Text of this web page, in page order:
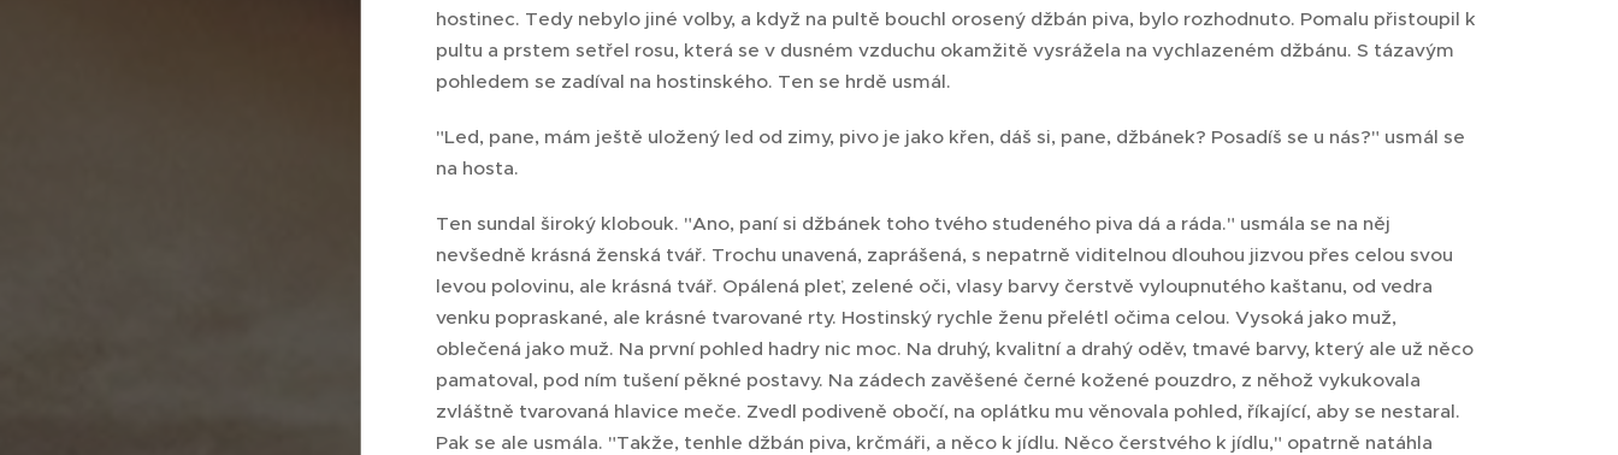
hostinec. Tedy nebylo jiné volby, a když na pultě bouchl orosený džbán piva, bylo rozhodnuto. Pomalu přistoupil k
pultu a prstem setřel rosu, která se v dusném vzduchu okamžitě vysrážela na vychlazeném džbánu. S tázavým
pohledem se zadíval na hostinského. Ten se hrdě usmál.
"Led, pane, mám ještě uložený led od zimy, pivo je jako křen, dáš si, pane, džbánek? Posadíš se u nás?" usmál se
na hosta.
Ten sundal široký klobouk. "Ano, paní si džbánek toho tvého studeného piva dá a ráda." usmála se na něj
nevšedně krásná ženská tvář. Trochu unavená, zaprášená, s nepatrně viditelnou dlouhou jizvou přes celou svou
levou polovinu, ale krásná tvář. Opálená pleť, zelené oči, vlasy barvy čerstvě vyloupnutého kaštanu, od vedra
venku popraskané, ale krásné tvarované rty. Hostinský rychle ženu přelétl očima celou. Vysoká jako muž,
oblečená jako muž. Na první pohled hadry nic moc. Na druhý, kvalitní a drahý oděv, tmavé barvy, který ale už něco
pamatoval, pod ním tušení pěkné postavy. Na zádech zavěšené černé kožené pouzdro, z něhož vykukovala
zvláštně tvarovaná hlavice meče. Zvedl podiveně obočí, na oplátku mu věnovala pohled, říkající, aby se nestaral.
Pak se ale usmála. "Takže, tenhle džbán piva, krčmáři, a něco k jídlu. Něco čerstvého k jídlu," opatrně natáhla